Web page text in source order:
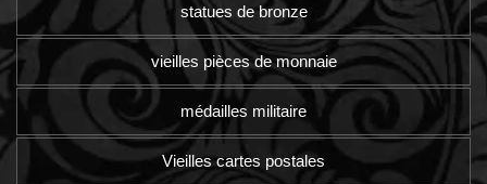
statues de bronze
vieilles pièces de monnaie
médailles militaire
Vieilles cartes postales